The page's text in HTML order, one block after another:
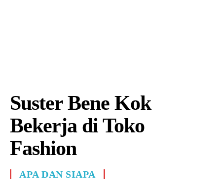
Suster Bene Kok
Bekerja di Toko
Fashion
APA DAN SIAPA